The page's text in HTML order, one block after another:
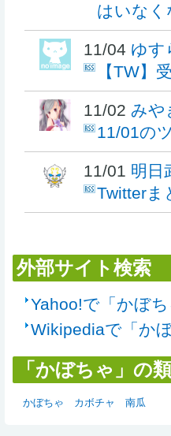
はいなく
11/04 ゆす
【TW】
11/02 みや
11/01の
11/01 明日
Twitterま
外部サイト検索
Yahoo!で「かぼ
Wikipediaで「か
「かぼちゃ」の
かぼちゃ カボチャ 南瓜